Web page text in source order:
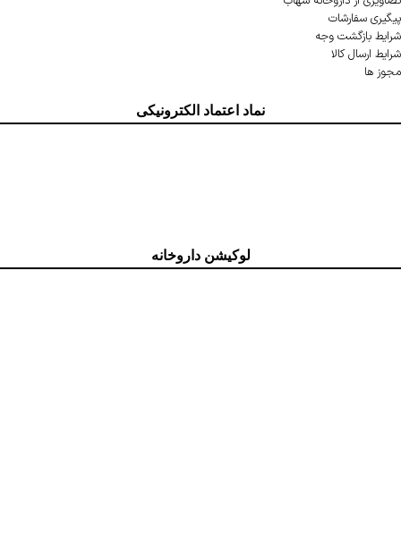
پیگیری سفارشات
شرایط بازگشت وجه
شرایط ارسال کالا
مجوز ها
نماد اعتماد الکترونیکی
لوکیشن داروخانه